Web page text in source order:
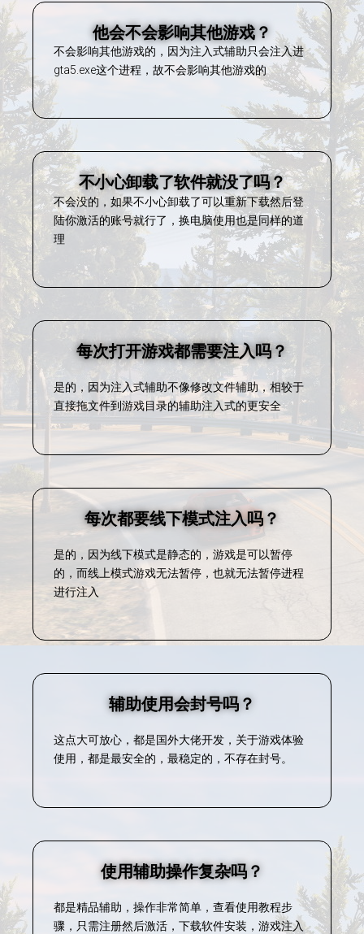
他会不会影响其他游戏？
不会影响其他游戏的，因为注入式辅助只会注入进
gta5.exe这个进程，故不会影响其他游戏的
不小心卸载了软件就没了吗？
不会没的，如果不小心卸载了可以重新下载然后登
陆你激活的账号就行了，换电脑使用也是同样的道
理
每次打开游戏都需要注入吗？
是的，因为注入式辅助不像修改文件辅助，相较于
直接拖文件到游戏目录的辅助注入式的更安全
每次都要线下模式注入吗？
是的，因为线下模式是静态的，游戏是可以暂停
的，而线上模式游戏无法暂停，也就无法暂停进程
进行注入
辅助使用会封号吗？
这点大可放心，都是国外大佬开发，关于游戏体验
使用，都是最安全的，最稳定的，不存在封号。
使用辅助操作复杂吗？
都是精品辅助，操作非常简单，查看使用教程步
骤，只需注册然后激活，下载软件安装，游戏注入